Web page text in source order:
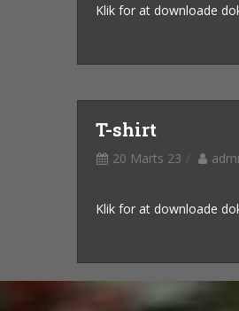
Klik for at downloade
T-shirt
20 Marts 23
Klik for at downloade